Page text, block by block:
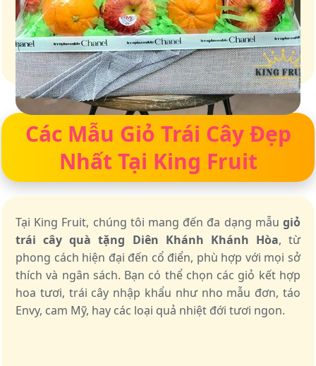
Giỏ quà – Tinh hoa từ trái cây tươi ngon
Các Mẫu Giỏ Trái Cây Đẹp
Nhất Tại King Fruit
Tại King Fruit, chúng tôi mang đến đa dạng mẫu giỏ
trái cây quà tặng Diên Khánh Khánh Hòa, từ
phong cách hiện đại đến cổ điển, phù hợp với mọi sở
thích và ngân sách. Bạn có thể chọn các giỏ kết hợp
hoa tươi, trái cây nhập khẩu như nho mẫu đơn, táo
Envy, cam Mỹ, hay các loại quả nhiệt đới tươi ngon.